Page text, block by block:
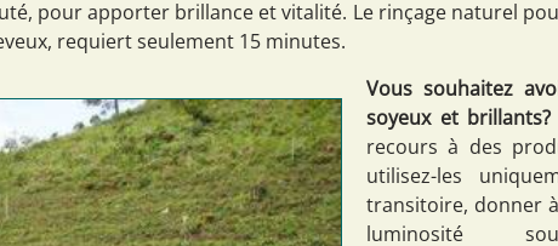
pour apporter brillance et vitalité. Le rinçage naturel
requiert seulement 15 minutes.
Vous souhaitez
soyeux et brillants?
recours à des
utilisez-les
transitoire, donner
luminosité